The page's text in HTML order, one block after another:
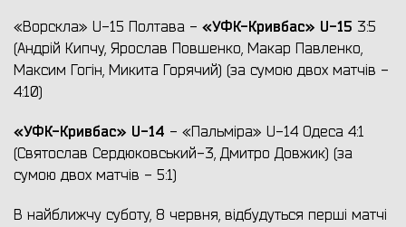
«Ворскла» U-15 Полтава - «УФК-Кривбас» U-15 3:5
(Андрій Кипчу, Ярослав Повшенко, Макар Павленко,
Максим Гогін, Микита Горячий) (за сумою двох матчів -
4:10)
«УФК-Кривбас» U-14 - «Пальміра» U-14 Одеса 4:1
(Святослав Сердюковський-3, Дмитро Довжик) (за
сумою двох матчів - 5:1)
В найближчу суботу, 8 червня, відбудуться перші матчі